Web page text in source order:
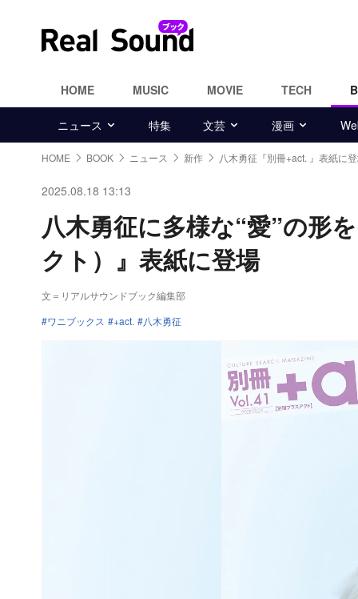
HOME MUSIC MOVIE TECH
ニュース 特集 文芸 漫画
HOME BOOK ニュース 新作 八木勇征『別冊+act. 』表紙に
2025.08.18 13:13
八木勇征に多様な“愛”の形
クト）』表紙に登場
文＝リアルサウンドブック編集部
ワニブックス
+act. 八木勇征